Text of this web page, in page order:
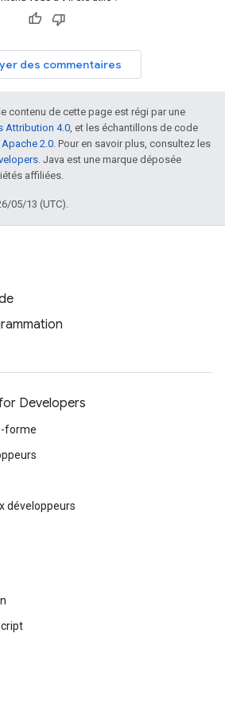
des commentaires
contenu de cette page est régi par une
Attribution 4.0, et les échantillons de code
Apache 2.0. Pour en savoir plus, consultez les
. Java est une marque déposée
affiliées.
05/13 (UTC).
Developers
forme
développeurs